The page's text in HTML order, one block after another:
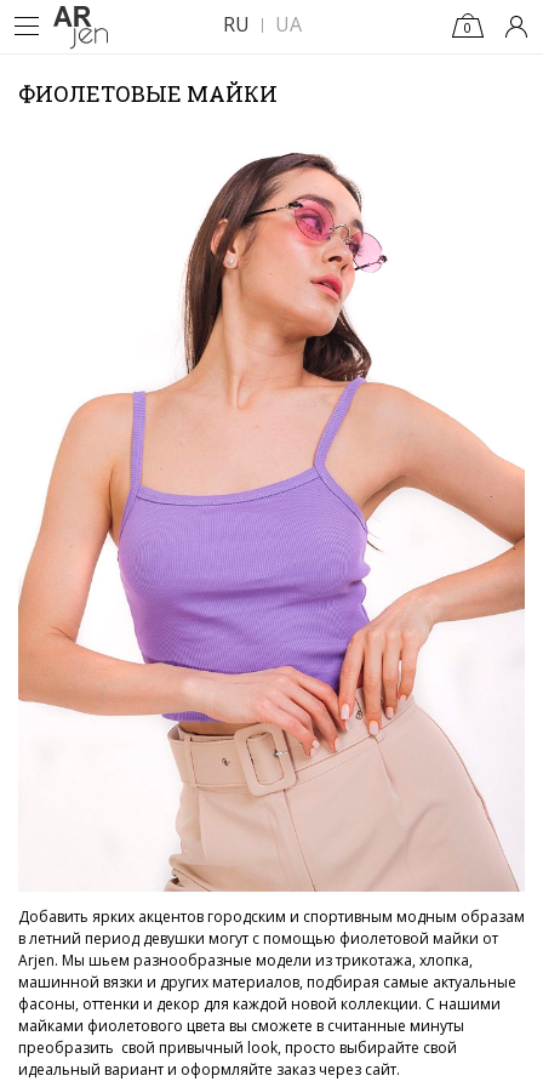
RU UA 0
ФИОЛЕТОВЫЕ МАЙКИ
Добавить ярких акцентов городским и спортивным модным образам
в летний период девушки могут с помощью фиолетовой майки от
Arjen. Мы шьем разнообразные модели из трикотажа, хлопка,
машинной вязки и других материалов, подбирая самые актуальные
фасоны, оттенки и декор для каждой новой коллекции. С нашими
майками фиолетового цвета вы сможете в считанные минуты
преобразить свой привычный look, просто выбирайте свой
идеальный вариант и оформляйте заказ через сайт.